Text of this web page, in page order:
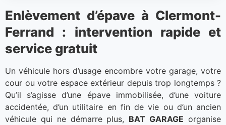
Enlèvement d’épave à Clermont-
Ferrand : intervention rapide et
service gratuit
Un véhicule hors d’usage encombre votre garage, votre
cour ou votre espace extérieur depuis trop longtemps ?
Qu’il s’agisse d’une épave immobilisée, d’une voiture
accidentée, d’un utilitaire en fin de vie ou d’un ancien
véhicule qui ne démarre plus, BAT GARAGE organise